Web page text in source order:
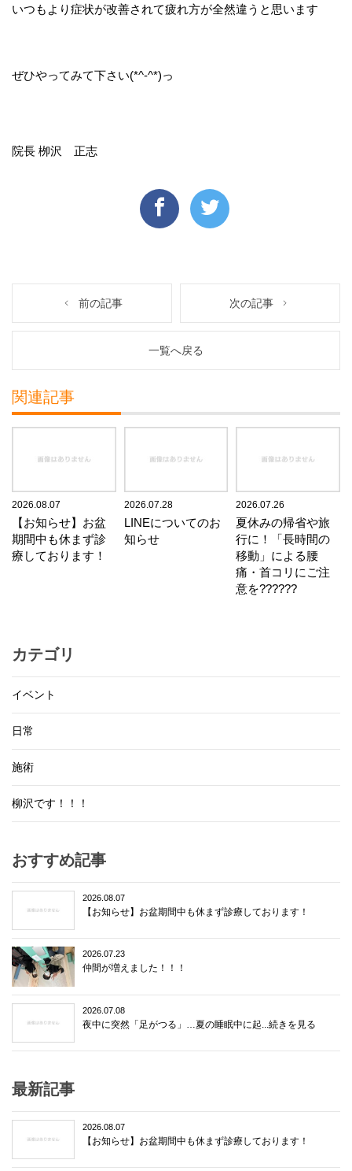
いつもより症状が改善されて疲れ方が全然違うと思います
ぜひやってみて下さい(*^-^*)っ
院長 栁沢 正志
前の記事 次の記事
一覧へ戻る
関連記事
2026.08.07
【お知らせ】お盆
期間中も休まず診
療しております！
2026.07.28
LINEについてのお
知らせ
2026.07.26
夏休みの帰省や旅
行に！「長時間の
移動」による腰
痛・首コリにご注
意を??????
カテゴリ
イベント
日常
施術
柳沢です！！！
おすすめ記事
2026.08.07
【お知らせ】お盆期間中も休まず診療しております！
2026.07.23
仲間が増えました！！！
2026.07.08
夜中に突然「足がつる」…夏の睡眠中に起...続きを見る
最新記事
2026.08.07
【お知らせ】お盆期間中も休まず診療しております！